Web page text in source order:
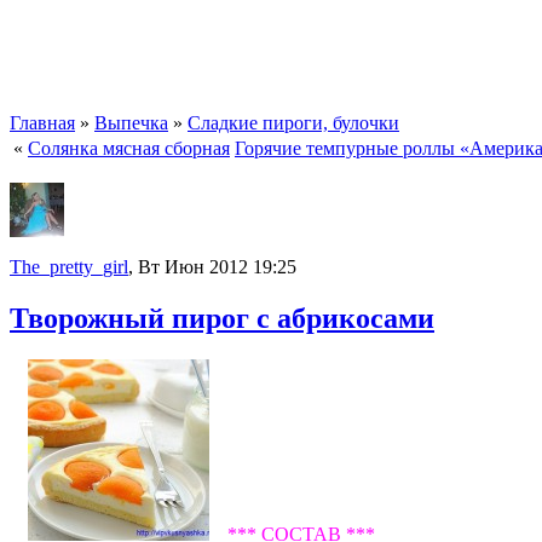
Главная » Выпечка » Сладкие пироги, булочки
« Солянка мясная сборная Горячие темпурные роллы
The_pretty_girl, Вт Июн 2012 19:25
Творожный пирог с абрикосами
*** СОСТАВ ***